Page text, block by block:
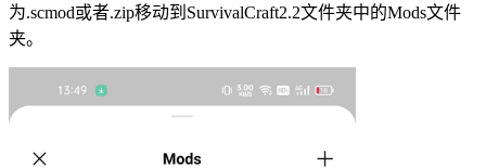
为.scmod或者.zip移动到SurvivalCraft2.2文件夹中的Mods文件
夹。